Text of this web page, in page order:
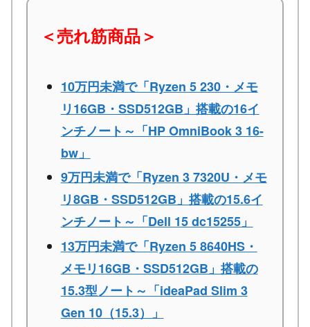
＜売れ筋商品＞
10万円未満で「Ryzen 5 230・メモ
リ16GB・SSD512GB」搭載の16イ
ンチノート～「HP OmniBook 3 16-
bw」
9万円未満で「Ryzen 3 7320U・メモ
リ8GB・SSD512GB」搭載の15.6イ
ンチノート～「Dell 15 dc15255」
13万円未満で「Ryzen 5 8640HS・
メモリ16GB・SSD512GB」搭載の
15.3型ノート～「ideaPad Slim 3
Gen 10（15.3）」